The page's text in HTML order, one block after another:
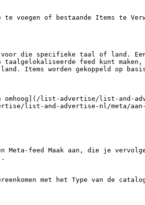
te voegen of bestaande Items te
voor die specifieke taal of land.
feed kunt
Items worden gekoppeld op
list-advertise/list-and-
list-and-advertise-nl/meta/aan-
Meta-feed Maak aan, die je
met het Type van de